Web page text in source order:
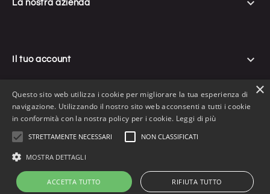
 shopping_cart  search
La nostra azienda
Il tuo account 
Informazioni negozio
© 2026 - Flynap di Veneroso Gianpaolo - P. Iva IT08732761211 -
Created byEmanuele De Luca
×
Questo sito web utilizza i cookie per migliorare la tua esperienza di
navigazione. Utilizzando il nostro sito web acconsenti a tutti i cookie
in conformità con la nostra policy per i cookie. Leggi di più
STRETTAMENTE NECESSARI NON CLASSIFICATI
MOSTRA DETTAGLI
ACCETTA TUTTO RIFIUTA TUTTO